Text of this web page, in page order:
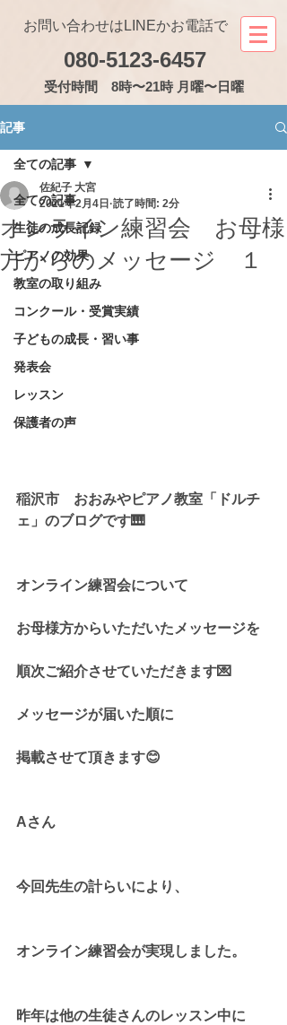
080-5123-6457
お問い合わせはLINEかお電話で
受付時間 8時〜21時 月曜〜日曜
記事
全ての記事
生徒の成長記録
ピアノの効果
教室の取り組み
コンクール・受賞実績
子どもの成長・習い事
発表会
レッスン
保護者の声
全ての記事
オンライン練習会 お母様
方からのメッセージ １
佐紀子 大宮
2021年2月4日 読了時間: 2分
稲沢市　おおみやピアノ教室「ドルチ
ェ」のブログです🎹
オンライン練習会について
お母様方からいただいたメッセージを
順次ご紹介させていただきます💌
メッセージが届いた順に
掲載させて頂きます😊
Aさん
今回先生の計らいにより、
オンライン練習会が実現しました。
昨年は他の生徒さんのレッスン中に